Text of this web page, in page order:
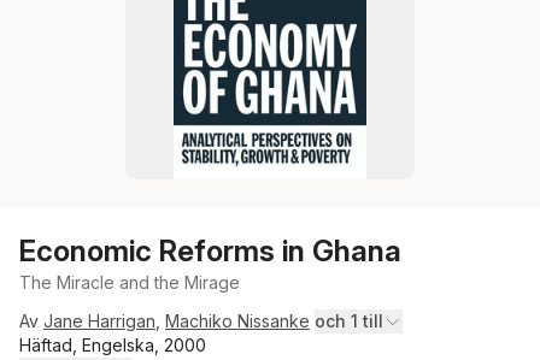
Economic Reforms in Ghana
The Miracle and the Mirage
Av Jane Harrigan Machiko Nissanke och 1 till
Häftad, Engelska, 2000